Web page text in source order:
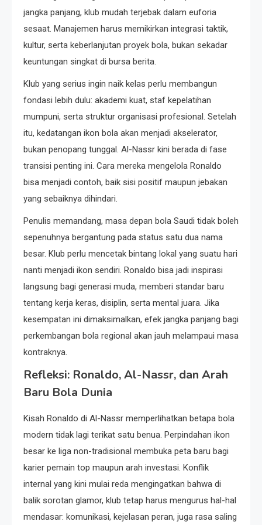
jangka panjang, klub mudah terjebak dalam euforia
sesaat. Manajemen harus memikirkan integrasi taktik,
kultur, serta keberlanjutan proyek bola, bukan sekadar
keuntungan singkat di bursa berita.
Klub yang serius ingin naik kelas perlu membangun
fondasi lebih dulu: akademi kuat, staf kepelatihan
mumpuni, serta struktur organisasi profesional. Setelah
itu, kedatangan ikon bola akan menjadi akselerator,
bukan penopang tunggal. Al-Nassr kini berada di fase
transisi penting ini. Cara mereka mengelola Ronaldo
bisa menjadi contoh, baik sisi positif maupun jebakan
yang sebaiknya dihindari.
Penulis memandang, masa depan bola Saudi tidak boleh
sepenuhnya bergantung pada status satu dua nama
besar. Klub perlu mencetak bintang lokal yang suatu hari
nanti menjadi ikon sendiri. Ronaldo bisa jadi inspirasi
langsung bagi generasi muda, memberi standar baru
tentang kerja keras, disiplin, serta mental juara. Jika
kesempatan ini dimaksimalkan, efek jangka panjang bagi
perkembangan bola regional akan jauh melampaui masa
kontraknya.
Refleksi: Ronaldo, Al-Nassr, dan Arah
Baru Bola Dunia
Kisah Ronaldo di Al-Nassr memperlihatkan betapa bola
modern tidak lagi terikat satu benua. Perpindahan ikon
besar ke liga non-tradisional membuka peta baru bagi
karier pemain top maupun arah investasi. Konflik
internal yang kini mulai reda mengingatkan bahwa di
balik sorotan glamor, klub tetap harus mengurus hal-hal
mendasar: komunikasi, kejelasan peran, juga rasa saling